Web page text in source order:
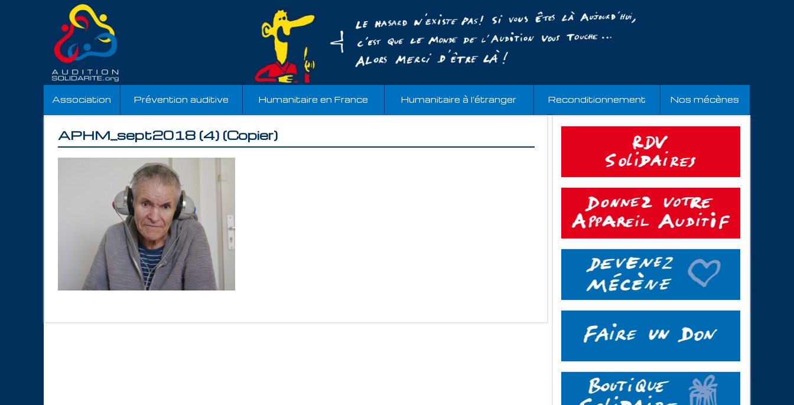
Association Prévention auditive Humanitaire en France Humanitaire à l’étranger Reconditionnement Nos mécènes
APHM_sept2018 (4) (Copier)